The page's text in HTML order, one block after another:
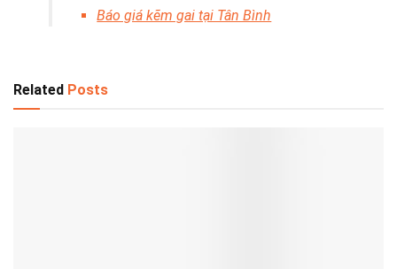
Báo giá kẽm gai tại Tân Bình
Related Posts